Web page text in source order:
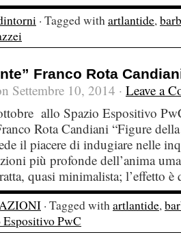
· Tagged withartlantide,
Franco Rota
Settembre 10, 2014 · Leave a
allo Spazio Espositivo
Rota Candiani “Figure
il piacere di indugiare nelle
più profonde dell’anima
quasi minimalista; l’effetto
· Tagged withartlantide,
Espositivo PwC